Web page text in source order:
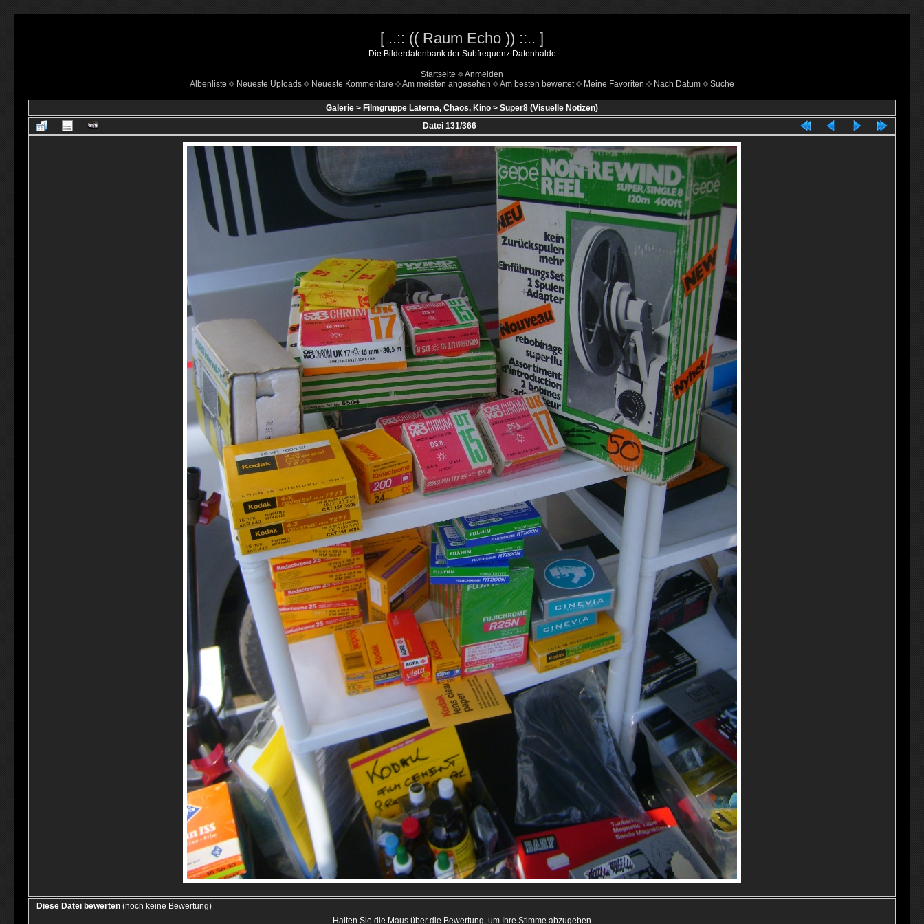
[ ..:: (( Raum Echo )) ::.. ]
..::::::: Die Bilderdatenbank der Subfrequenz Datenhalde :::::::..
Startseite
Anmelden
Albenliste
Neueste Uploads Neueste Kommentare Am meisten angesehen Am besten bewertet Meine Favoriten Nach Datum Suche
Galerie > Filmgruppe Laterna, Chaos, Kino > Super8 (Visuelle Notizen)
Datei 131/366
Diese Datei bewerten (noch keine Bewertung)
Halten Sie die Maus über die Bewertung, um Ihre Stimme abzugeben